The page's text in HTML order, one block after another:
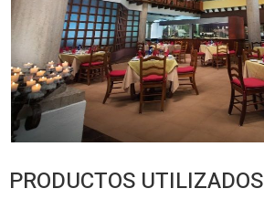
PRODUCTOS UTILIZADOS